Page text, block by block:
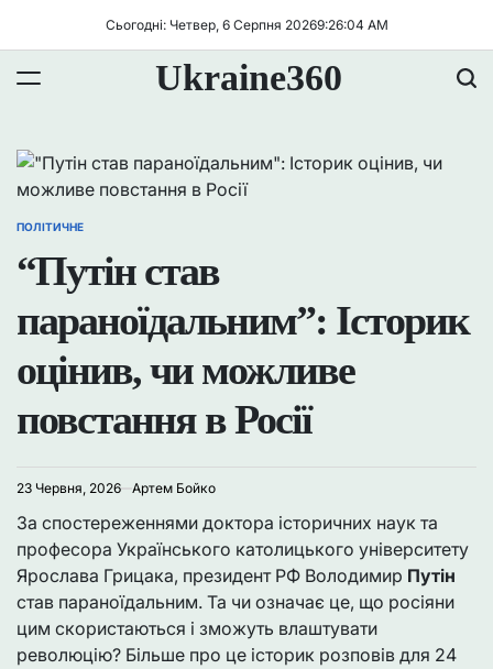
Сьогодні: Четвер, 6 Серпня 20269:26:04 AM
Ukraine360
ОПУБЛІКУВАТИ
ПОЛІТИЧНЕ
“Путін став
параноїдальним”: Історик
оцінив, чи можливе
повстання в Росії
23 Червня, 2026 Артем Бойко
За спостереженнями доктора історичних наук та
професора Українського католицького університету
Ярослава Грицака, президент РФ Володимир Путін
став параноїдальним. Та чи означає це, що росіяни
цим скористаються і зможуть влаштувати
революцію? Більше про це історик розповів для 24